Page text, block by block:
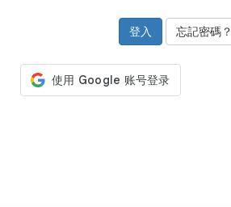
忘記密碼？